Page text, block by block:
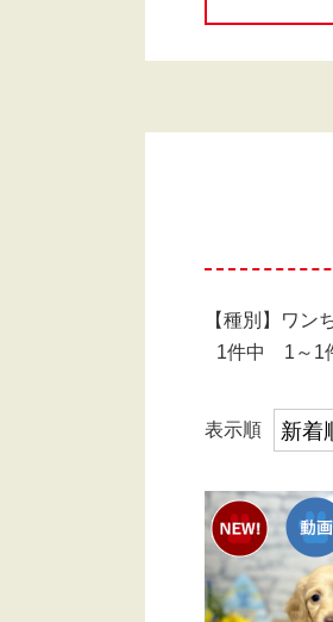
【種別】ワン
1件中 1～1
表示順